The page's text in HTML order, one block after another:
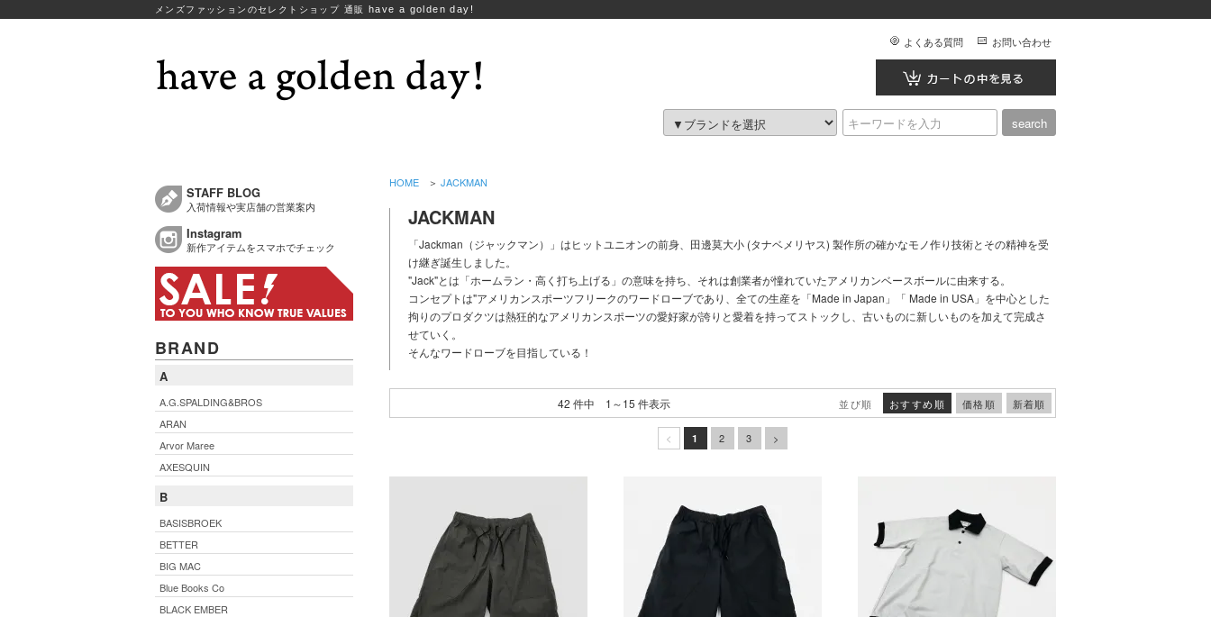
メンズファッションのセレクトショップ 通販 have a golden day!
よくある質問 お問い合わせ
HOME ＞JACKMAN
JACKMAN
「Jackman（ジャックマン）」はヒットユニオンの前身、田邊莫大小 (タナベメリヤス) 製作所の確かなモノ作り技術とその精神を受
け継ぎ誕生しました。
"Jack"とは「ホームラン・高く打ち上げる」の意味を持ち、それは創業者が憧れていたアメリカンベースボールに由来する。
コンセプトは"アメリカンスポーツフリークのワードローブであり、全ての生産を「Made in Japan」「 Made in USA」を中心とした
拘りのプロダクツは熱狂的なアメリカンスポーツの愛好家が誇りと愛着を持ってストックし、古いものに新しいものを加えて完成さ
せていく。
そんなワードローブを目指している！
並び順 おすすめ順 価格順 新着順
42 件中 1～15 件表示
< 1 2 3 >
STAFF BLOG
入荷情報や実店舗の営業案内
Instagram
新作アイテムをスマホでチェック
BRAND
A
A.G.SPALDING&BROS
ARAN
Arvor Maree
AXESQUIN
B
BASISBROEK
BETTER
BIG MAC
Blue Books Co
BLACK EMBER